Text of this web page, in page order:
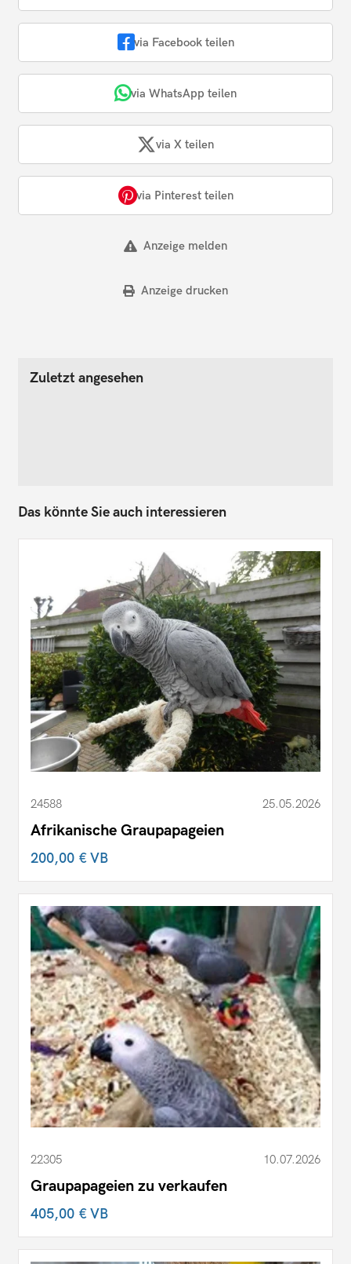
via Facebook teilen
via WhatsApp teilen
via X teilen
via Pinterest teilen
Anzeige melden
Anzeige drucken
Zuletzt angesehen
Das könnte Sie auch interessieren
24588 25.05.2026
Afrikanische Graupapageien
200,00 €VB
22305 10.07.2026
Graupapageien zu verkaufen
405,00 €VB